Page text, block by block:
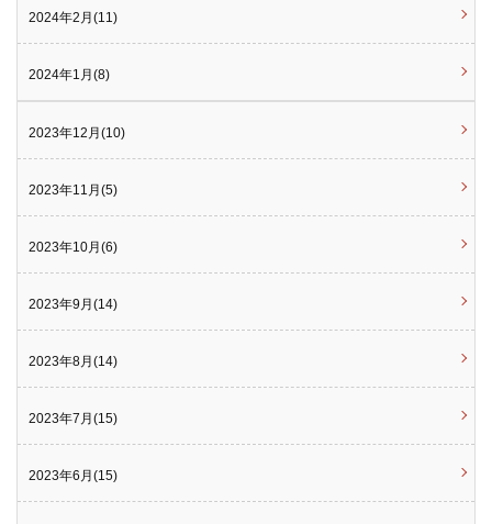
2024年2月(11)
2024年1月(8)
2023年12月(10)
2023年11月(5)
2023年10月(6)
2023年9月(14)
2023年8月(14)
2023年7月(15)
2023年6月(15)